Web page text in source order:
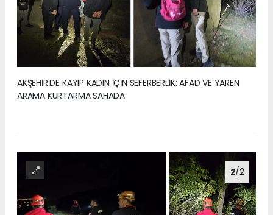
AKŞEHİR'DE KAYIP KADIN İÇİN SEFERBERLİK: AFAD VE YAREN
ARAMA KURTARMA SAHADA
2/2